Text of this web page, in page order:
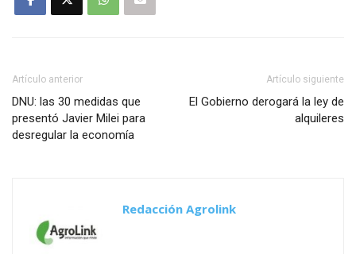
Artículo anterior
DNU: las 30 medidas que
presentó Javier Milei para
desregular la economía
Artículo siguiente
El Gobierno derogará la ley de
alquileres
Redacción Agrolink